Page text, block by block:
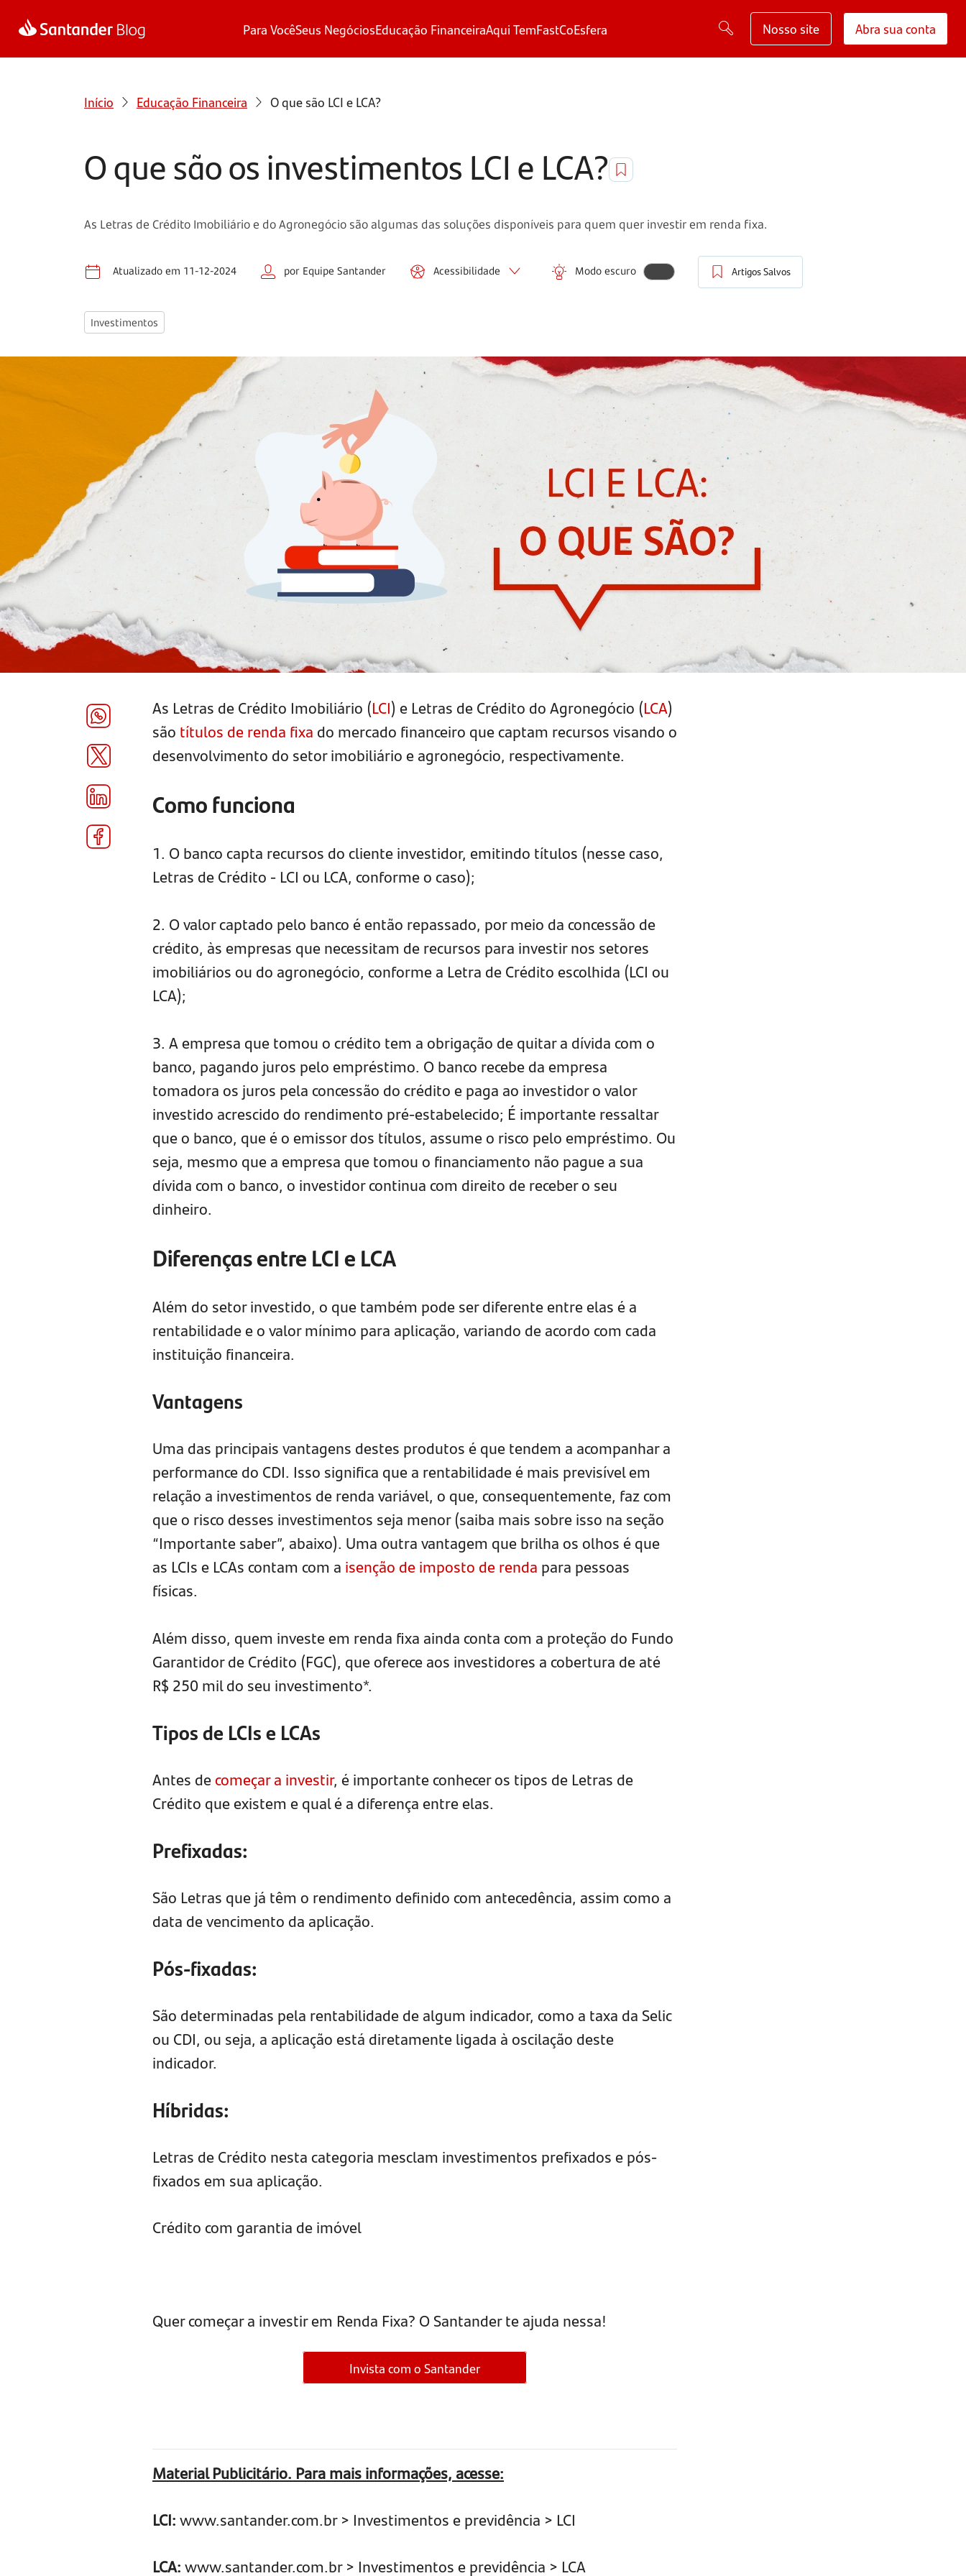
Para VocêSeus NegóciosEducação FinanceiraAqui TemFastCoEsfera Nosso site Abra sua conta
Início Educação Financeira O que são LCI e LCA?
O que são os investimentos LCI e LCA?
As Letras de Crédito Imobiliário e do Agronegócio são algumas das soluções disponíveis para quem quer investir em renda fixa.
Atualizado em 11-12-2024 por Equipe Santander Acessibilidade Modo escuro Artigos Salvos
Investimentos
As Letras de Crédito Imobiliário (LCI) e Letras de Crédito do Agronegócio (LCA)
são títulos de renda fixa do mercado financeiro que captam recursos visando o
desenvolvimento do setor imobiliário e agronegócio, respectivamente.
Como funciona
1. O banco capta recursos do cliente investidor, emitindo títulos (nesse caso,
Letras de Crédito - LCI ou LCA, conforme o caso);
2. O valor captado pelo banco é então repassado, por meio da concessão de
crédito, às empresas que necessitam de recursos para investir nos setores
imobiliários ou do agronegócio, conforme a Letra de Crédito escolhida (LCI ou
LCA);
3. A empresa que tomou o crédito tem a obrigação de quitar a dívida com o
banco, pagando juros pelo empréstimo. O banco recebe da empresa
tomadora os juros pela concessão do crédito e paga ao investidor o valor
investido acrescido do rendimento pré-estabelecido; É importante ressaltar
que o banco, que é o emissor dos títulos, assume o risco pelo empréstimo. Ou
seja, mesmo que a empresa que tomou o financiamento não pague a sua
dívida com o banco, o investidor continua com direito de receber o seu
dinheiro.
Diferenças entre LCI e LCA
Além do setor investido, o que também pode ser diferente entre elas é a
rentabilidade e o valor mínimo para aplicação, variando de acordo com cada
instituição financeira.
Vantagens
Uma das principais vantagens destes produtos é que tendem a acompanhar a
performance do CDI. Isso significa que a rentabilidade é mais previsível em
relação a investimentos de renda variável, o que, consequentemente, faz com
que o risco desses investimentos seja menor (saiba mais sobre isso na seção
“Importante saber”, abaixo). Uma outra vantagem que brilha os olhos é que
as LCIs e LCAs contam com a isenção de imposto de renda para pessoas
físicas.
Além disso, quem investe em renda fixa ainda conta com a proteção do Fundo
Garantidor de Crédito (FGC), que oferece aos investidores a cobertura de até
R$ 250 mil do seu investimento*.
Tipos de LCIs e LCAs
Antes decomeçar a investir, é importante conhecer os tipos de Letras de
Crédito que existem e qual é a diferença entre elas.
Prefixadas:
São Letras que já têm o rendimento definido com antecedência, assim como a
data de vencimento da aplicação.
Pós-fixadas:
São determinadas pela rentabilidade de algum indicador, como a taxa da Selic
ou CDI, ou seja, a aplicação está diretamente ligada à oscilação deste
indicador.
Híbridas:
Letras de Crédito nesta categoria mesclam investimentos prefixados e pós-
fixados em sua aplicação.
Crédito com garantia de imóvel
Quer começar a investir em Renda Fixa? O Santander te ajuda nessa!
Invista com o Santander
Material Publicitário. Para mais informações, acesse:
LCI:www.santander.com.br > Investimentos e previdência > LCI
LCA:www.santander.com.br > Investimentos e previdência > LCA